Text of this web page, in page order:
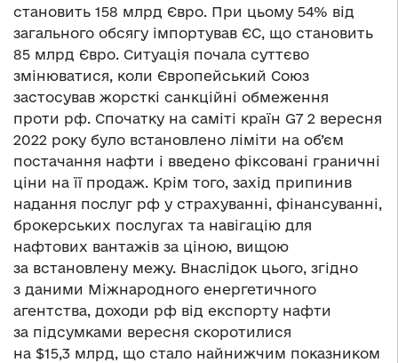
становить 158 млрд Євро. При цьому 54% від
загального обсягу імпортував ЄС, що становить
85 млрд Євро. Ситуація почала суттєво
змінюватися, коли Європейський Союз
застосував жорсткі санкційні обмеження
проти рф. Спочатку на саміті країн G7 2 вересня
2022 року було встановлено ліміти на об’єм
постачання нафти і введено фіксовані граничні
ціни на її продаж. Крім того, захід припинив
надання послуг рф у страхуванні, фінансуванні,
брокерських послугах та навігацію для
нафтових вантажів за ціною, вищою
за встановлену межу. Внаслідок цього, згідно
з даними Міжнародного енергетичного
агентства, доходи рф від експорту нафти
за підсумками вересня скоротилися
на $15,3 млрд, що стало найнижчим показником